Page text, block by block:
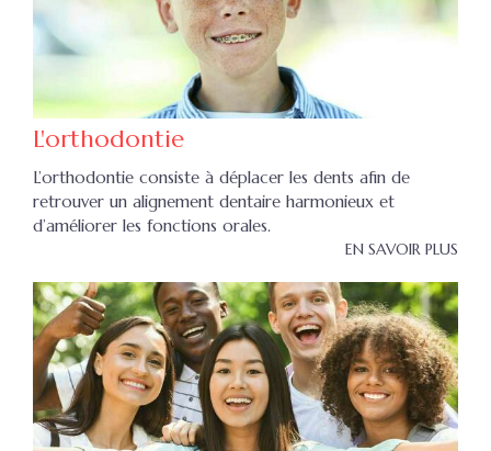
L'orthodontie
L’orthodontie consiste à déplacer les dents afin de
retrouver un alignement dentaire harmonieux et
d’améliorer les fonctions orales.
EN SAVOIR PLUS